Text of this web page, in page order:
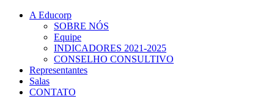
A Educorp
SOBRE NÓS
Equipe
INDICADORES 2021-2025
CONSELHO CONSULTIVO
Representantes
Salas
CONTATO